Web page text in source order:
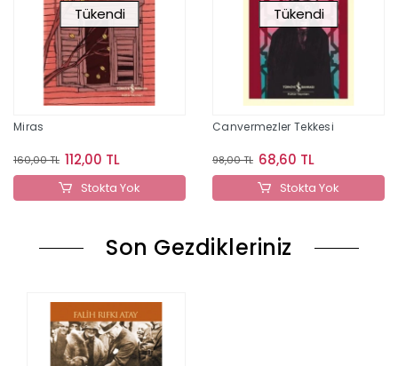
Tükendi
Miras
160,00 TL 112,00 TL
Stokta Yok
Tükendi
Canvermezler Tekkesi
98,00 TL 68,60 TL
Stokta Yok
Son Gezdikleriniz